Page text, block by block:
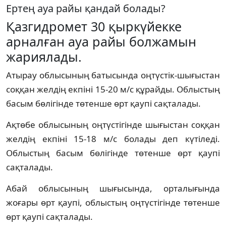
Ертең ауа райы қандай болады?
Қазгидромет 30 қыркүйекке
арналған ауа райы болжамын
жариялады.
Атырау облысының батысында оңтүстік-шығыстан
соққан желдің екпіні 15-20 м/с құрайды. Облыстың
басым бөлігінде төтенше өрт қаупі сақталады.
Ақтөбе облысының оңтүстігінде шығыстан соққан
желдің екпіні 15-18 м/с болады деп күтіледі.
Облыстың басым бөлігінде төтенше өрт қаупі
сақталады.
Абай облысының шығысында, орталығында
жоғары өрт қаупі, облыстың оңтүстігінде төтенше
өрт қаупі сақталады.